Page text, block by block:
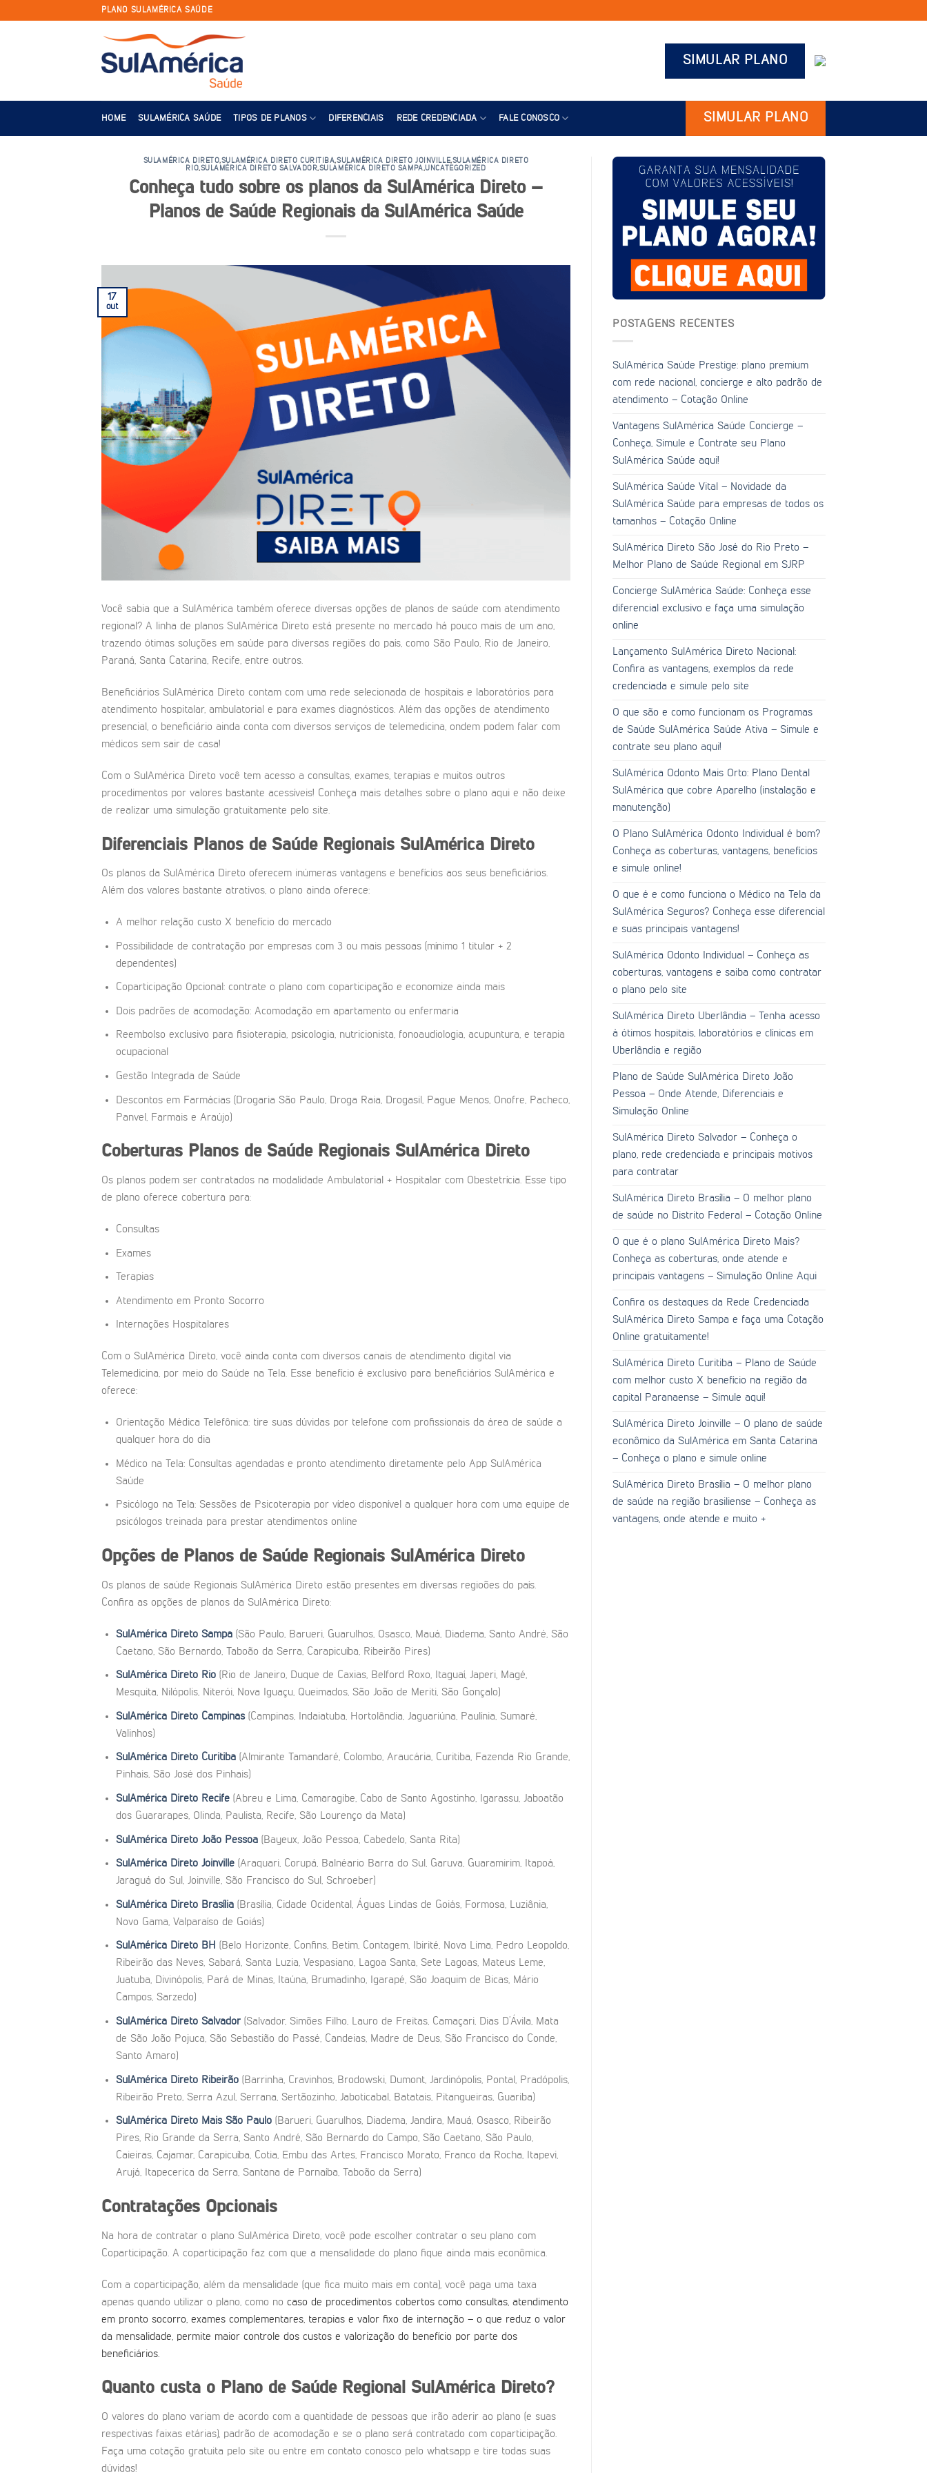
PLANO SULAMÉRICA SAÚDE
SIMULAR PLANO
HOME SULAMÉRICA SAÚDE TIPOS DE PLANOS DIFERENCIAIS REDE CREDENCIADA FALE CONOSCO SIMULAR PLANO
SULAMÉRICA DIRETO,SULAMÉRICA DIRETO CURITIBA,SULAMÉRICA DIRETO JOINVILLE,SULAMÉRICA DIRETO
RIO,SULAMÉRICA DIRETO SALVADOR,SULAMÉRICA DIRETO SAMPA,UNCATEGORIZED
Conheça tudo sobre os planos da SulAmérica Direto –
Planos de Saúde Regionais da SulAmérica Saúde
17
out
Você sabia que a SulAmérica também oferece diversas opções de planos de saúde com atendimento
regional? A linha de planos SulAmérica Direto está presente no mercado há pouco mais de um ano,
trazendo ótimas soluções em saúde para diversas regiões do país, como São Paulo, Rio de Janeiro,
Paraná, Santa Catarina, Recife, entre outros.
Beneficiários SulAmérica Direto contam com uma rede selecionada de hospitais e laboratórios para
atendimento hospitalar, ambulatorial e para exames diagnósticos. Além das opções de atendimento
presencial, o beneficiário ainda conta com diversos serviços de telemedicina, ondem podem falar com
médicos sem sair de casa!
Com o SulAmérica Direto você tem acesso a consultas, exames, terapias e muitos outros
procedimentos por valores bastante acessíveis! Conheça mais detalhes sobre o plano aqui e não deixe
de realizar uma simulação gratuitamente pelo site.
Diferenciais Planos de Saúde Regionais SulAmérica Direto
Os planos da SulAmérica Direto oferecem inúmeras vantagens e benefícios aos seus beneficiários.
Além dos valores bastante atrativos, o plano ainda oferece:
A melhor relação custo X benefício do mercado
Possibilidade de contratação por empresas com 3 ou mais pessoas (mínimo 1 titular + 2
dependentes)
Coparticipação Opcional: contrate o plano com coparticipação e economize ainda mais
Dois padrões de acomodação: Acomodação em apartamento ou enfermaria
Reembolso exclusivo para fisioterapia, psicologia, nutricionista, fonoaudiologia, acupuntura, e terapia
ocupacional
Gestão Integrada de Saúde
Descontos em Farmácias (Drogaria São Paulo, Droga Raia, Drogasil, Pague Menos, Onofre, Pacheco,
Panvel, Farmais e Araújo)
Coberturas Planos de Saúde Regionais SulAmérica Direto
Os planos podem ser contratados na modalidade Ambulatorial + Hospitalar com Obestetrícia. Esse tipo
de plano oferece cobertura para:
Consultas
Exames
Terapias
Atendimento em Pronto Socorro
Internações Hospitalares
Com o SulAmérica Direto, você ainda conta com diversos canais de atendimento digital via
Telemedicina, por meio do Saúde na Tela. Esse benefício é exclusivo para beneficiários SulAmérica e
oferece:
Orientação Médica Telefônica: tire suas dúvidas por telefone com profissionais da área de saúde a
qualquer hora do dia
Médico na Tela: Consultas agendadas e pronto atendimento diretamente pelo App SulAmérica
Saúde
Psicólogo na Tela: Sessões de Psicoterapia por vídeo disponível a qualquer hora com uma equipe de
psicólogos treinada para prestar atendimentos online
Opções de Planos de Saúde Regionais SulAmérica Direto
Os planos de saúde Regionais SulAmérica Direto estão presentes em diversas regioões do país.
Confira as opções de planos da SulAmérica Direto:
SulAmérica Direto Sampa(São Paulo, Barueri, Guarulhos, Osasco, Mauá, Diadema, Santo André, São
Caetano, São Bernardo, Taboão da Serra, Carapicuíba, Ribeirão Pires)
SulAmérica Direto Rio(Rio de Janeiro, Duque de Caxias, Belford Roxo, Itaguaí, Japeri, Magé,
Mesquita, Nilópolis, Niterói, Nova Iguaçu, Queimados, São João de Meriti, São Gonçalo)
SulAmérica Direto Campinas (Campinas, Indaiatuba, Hortolândia, Jaguariúna, Paulínia, Sumaré,
Valinhos)
SulAmérica Direto Curitiba (Almirante Tamandaré, Colombo, Araucária, Curitiba, Fazenda Rio Grande,
Pinhais, São José dos Pinhais)
SulAmérica Direto Recife (Abreu e Lima, Camaragibe, Cabo de Santo Agostinho, Igarassu, Jaboatão
dos Guararapes, Olinda, Paulista, Recife, São Lourenço da Mata)
SulAmérica Direto João Pessoa(Bayeux, João Pessoa, Cabedelo, Santa Rita)
SulAmérica Direto Joinville(Araquari, Corupá, Balnéario Barra do Sul, Garuva, Guaramirim, Itapoá,
Jaraguá do Sul, Joinville, São Francisco do Sul, Schroeber)
SulAmérica Direto Brasília(Brasília, Cidade Ocidental, Águas Lindas de Goiás, Formosa, Luziânia,
Novo Gama, Valparaíso de Goiás)
SulAmérica Direto BH (Belo Horizonte, Confins, Betim, Contagem, Ibirité, Nova Lima, Pedro Leopoldo,
Ribeirão das Neves, Sabará, Santa Luzia, Vespasiano, Lagoa Santa, Sete Lagoas, Mateus Leme,
Juatuba, Divinópolis, Pará de Minas, Itaúna, Brumadinho, Igarapé, São Joaquim de Bicas, Mário
Campos, Sarzedo)
SulAmérica Direto Salvador (Salvador, Simões Filho, Lauro de Freitas, Camaçari, Dias D’Ávila, Mata
de São João Pojuca, São Sebastião do Passé, Candeias, Madre de Deus, São Francisco do Conde,
Santo Amaro)
SulAmérica Direto Ribeirão(Barrinha, Cravinhos, Brodowski, Dumont, Jardinópolis, Pontal, Pradópolis,
Ribeirão Preto, Serra Azul, Serrana, Sertãozinho, Jaboticabal, Batatais, Pitangueiras, Guariba)
SulAmérica Direto Mais São Paulo(Barueri, Guarulhos, Diadema, Jandira, Mauá, Osasco, Ribeirão
Pires, Rio Grande da Serra, Santo André, São Bernardo do Campo, São Caetano, São Paulo,
Caieiras, Cajamar, Carapicuíba, Cotia, Embu das Artes, Francisco Morato, Franco da Rocha, Itapevi,
Arujá, Itapecerica da Serra, Santana de Parnaíba, Taboão da Serra)
Contratações Opcionais
Na hora de contratar o plano SulAmérica Direto, você pode escolher contratar o seu plano com
Coparticipação. A coparticipação faz com que a mensalidade do plano fique ainda mais econômica.
Com a coparticipação, além da mensalidade (que fica muito mais em conta), você paga uma taxa
apenas quando utilizar o plano, como no caso de procedimentos cobertos como consultas, atendimento
em pronto socorro, exames complementares, terapias e valor fixo de internação – o que reduz o valor
da mensalidade, permite maior controle dos custos e valorização do benefício por parte dos
beneficiários.
Quanto custa o Plano de Saúde Regional SulAmérica Direto?
O valores do plano variam de acordo com a quantidade de pessoas que irão aderir ao plano (e suas
respectivas faixas etárias), padrão de acomodação e se o plano será contratado com coparticipação.
Faça uma cotação gratuita pelo site ou entre em contato conosco pelo whatsapp e tire todas suas
dúvidas!
POSTAGENS RECENTES
SulAmérica Saúde Prestige: plano premium
com rede nacional, concierge e alto padrão de
atendimento – Cotação Online
Vantagens SulAmérica Saúde Concierge –
Conheça, Simule e Contrate seu Plano
SulAmérica Saúde aqui!
SulAmérica Saúde Vital – Novidade da
SulAmérica Saúde para empresas de todos os
tamanhos – Cotação Online
SulAmérica Direto São José do Rio Preto –
Melhor Plano de Saúde Regional em SJRP
Concierge SulAmérica Saúde: Conheça esse
diferencial exclusivo e faça uma simulação
online
Lançamento SulAmérica Direto Nacional:
Confira as vantagens, exemplos da rede
credenciada e simule pelo site
O que são e como funcionam os Programas
de Saúde SulAmérica Saúde Ativa – Simule e
contrate seu plano aqui!
SulAmérica Odonto Mais Orto: Plano Dental
SulAmérica que cobre Aparelho (instalação e
manutenção)
O Plano SulAmérica Odonto Individual é bom?
Conheça as coberturas, vantagens, benefícios
e simule online!
O que é e como funciona o Médico na Tela da
SulAmérica Seguros? Conheça esse diferencial
e suas principais vantagens!
SulAmérica Odonto Individual – Conheça as
coberturas, vantagens e saiba como contratar
o plano pelo site
SulAmérica Direto Uberlândia – Tenha acesso
à ótimos hospitais, laboratórios e clínicas em
Uberlândia e região
Plano de Saúde SulAmérica Direto João
Pessoa – Onde Atende, Diferenciais e
Simulação Online
SulAmérica Direto Salvador – Conheça o
plano, rede credenciada e principais motivos
para contratar
SulAmérica Direto Brasília – O melhor plano
de saúde no Distrito Federal – Cotação Online
O que é o plano SulAmérica Direto Mais?
Conheça as coberturas, onde atende e
principais vantagens – Simulação Online Aqui
Confira os destaques da Rede Credenciada
SulAmérica Direto Sampa e faça uma Cotação
Online gratuitamente!
SulAmérica Direto Curitiba – Plano de Saúde
com melhor custo X benefício na região da
capital Paranaense – Simule aqui!
SulAmérica Direto Joinville – O plano de saúde
econômico da SulAmérica em Santa Catarina
– Conheça o plano e simule online
SulAmérica Direto Brasília – O melhor plano
de saúde na região brasiliense – Conheça as
vantagens, onde atende e muito +